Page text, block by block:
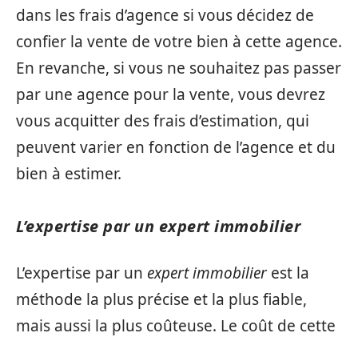
dans les frais d’agence si vous décidez de
confier la vente de votre bien à cette agence.
En revanche, si vous ne souhaitez pas passer
par une agence pour la vente, vous devrez
vous acquitter des frais d’estimation, qui
peuvent varier en fonction de l’agence et du
bien à estimer.
L’expertise par un expert immobilier
L’expertise par un expert immobilier est la
méthode la plus précise et la plus fiable,
mais aussi la plus coûteuse. Le coût de cette